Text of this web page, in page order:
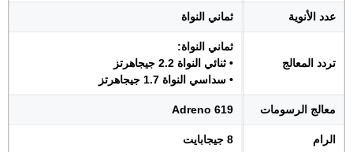
عدد الأنوية ثماني النواة
تردد المعالج
ثماني النواة:
• ثنائي النواة 2.2 جيجاهرتز
• سداسي النواة 1.7 جيجاهرتز
معالج الرسومات Adreno 619
الرام 8 جيجابايت